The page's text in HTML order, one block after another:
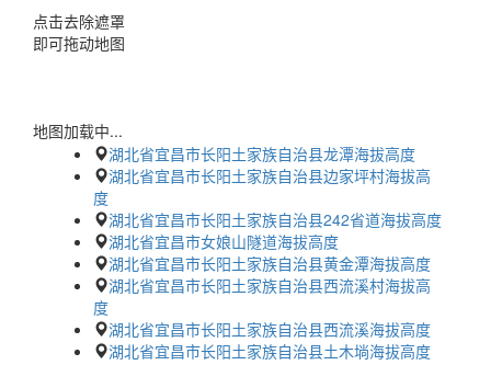
点击去除遮罩
即可拖动地图
地图加载中...
湖北省宜昌市长阳土家族自治县龙潭海拔高度
湖北省宜昌市长阳土家族自治县边家坪村海拔高
度
湖北省宜昌市长阳土家族自治县242省道海拔高度
湖北省宜昌市女娘山隧道海拔高度
湖北省宜昌市长阳土家族自治县黄金潭海拔高度
湖北省宜昌市长阳土家族自治县西流溪村海拔高
度
湖北省宜昌市长阳土家族自治县西流溪海拔高度
湖北省宜昌市长阳土家族自治县土木埫海拔高度